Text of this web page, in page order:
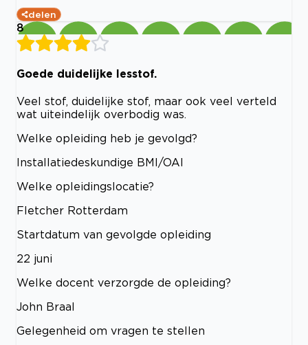
delen
8
Goede duidelijke lesstof.
Veel stof, duidelijke stof, maar ook veel verteld
wat uiteindelijk overbodig was.
Welke opleiding heb je gevolgd?
Installatiedeskundige BMI/OAI
Welke opleidingslocatie?
Fletcher Rotterdam
Startdatum van gevolgde opleiding
22 juni
Welke docent verzorgde de opleiding?
John Braal
Gelegenheid om vragen te stellen